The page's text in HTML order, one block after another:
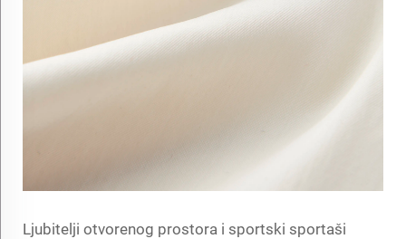
Ljubitelji otvorenog prostora i sportski sportaši